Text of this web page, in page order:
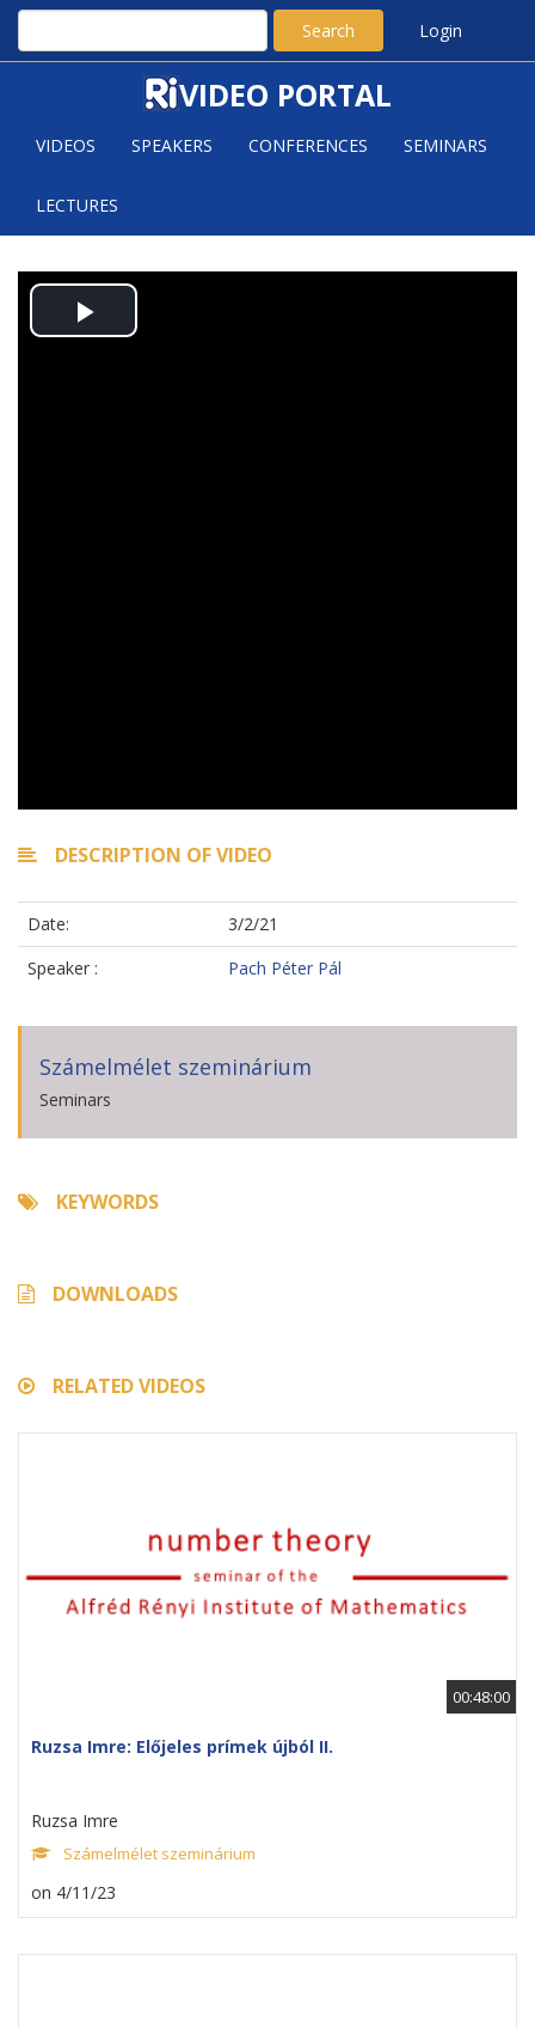
Search Login
VIDEO PORTAL
VIDEOS SPEAKERS CONFERENCES SEMINARS
LECTURES
PÉTER PÁL PACH: TWO
PROBLEMS ABOUT PROGRESSION-
Play
DESCRIPTION OF VIDEO
Date:
3/2/21
Speaker :
Pach Péter Pál
Számelmélet szeminárium
Seminars
KEYWORDS
DOWNLOADS
RELATED VIDEOS
00:48:00
Ruzsa Imre: Előjeles prímek újból II.
Ruzsa Imre
Számelmélet szeminárium
on 4/11/23